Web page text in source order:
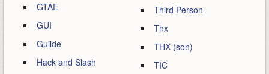
GTAE
GUI
Guilde
Hack and Slash
Third Person
Thx
THX (son)
TIC